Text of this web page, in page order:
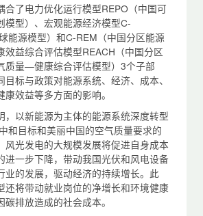
合了电力优化运行模型REPO（中国可
模型）、宏观能源经济模型C-
能源模型）和C-REM（中国分区能源
效益综合评估模型REACH（中国分区
量—健康综合评估模型）3个子部
标与政策对能源系统、经济、成本、
效益等多方面的影响。
，以新能源为主体的能源系统深度转型
和目标和美丽中国的空气质量要求的
风光发电的大规模发展将促进自身成本
进一步下降，带动我国光伏和风电设备
业的发展，驱动经济的持续增长。此
还将带动就业岗位的净增长和环境健康
排放造成的社会成本。